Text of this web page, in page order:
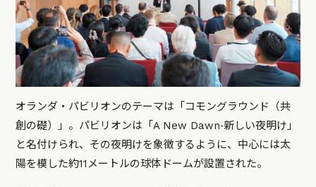
オランダ・パビリオンのテーマは「コモングラウンド（共
創の礎）」。パビリオンは「A New Dawn‐新しい夜明け」
と名付けられ、その夜明けを象徴するように、中心には太
陽を模した約11メートルの球体ドームが設置された。